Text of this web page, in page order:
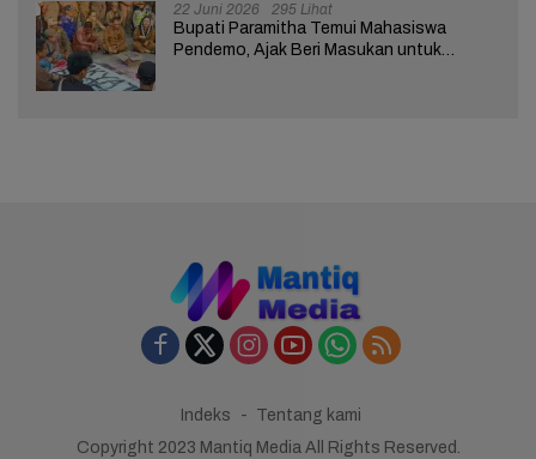
22 Juni 2026 295 Lihat
Bupati Paramitha Temui Mahasiswa
Pendemo, Ajak Beri Masukan untuk
Indeks
Tentang kami
Copyright 2023 Mantiq Media All Rights Reserved.